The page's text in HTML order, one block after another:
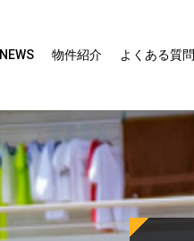
NEWS 物件紹介 よくある質問